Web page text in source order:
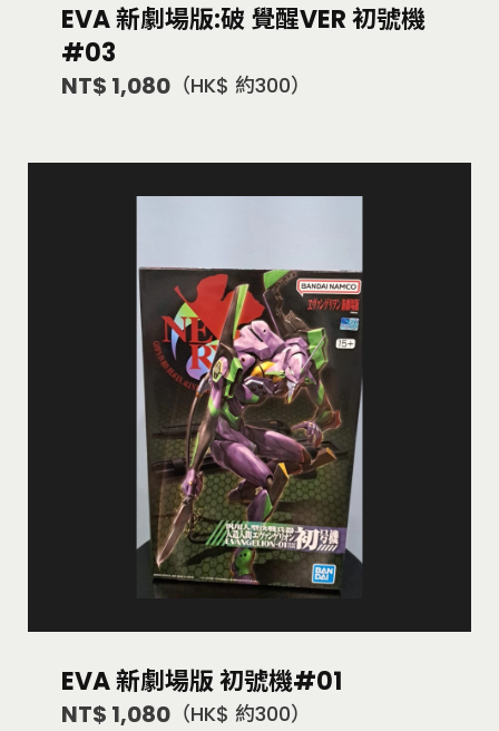
EVA 新劇場版:破 覺醒VER 初號機
#03
NT$ 1,080 （HK$ 約300）
EVA 新劇場版 初號機#01
NT$ 1,080 （HK$ 約300）